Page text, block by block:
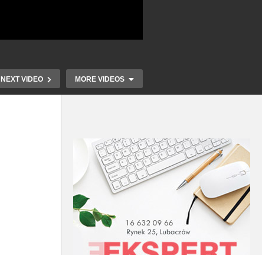
NEXT VIDEO MORE VIDEOS
Wyjście Pielgrzymki Pieszej
z Lubaczowa na Jasną Górę
lipca przez
Lubaczowie